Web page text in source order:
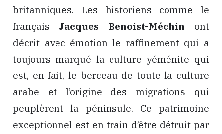
britanniques. Les historiens comme le
français Jacques Benoist-Méchin ont
décrit avec émotion le raffinement qui a
toujours marqué la culture yéménite qui
est, en fait, le berceau de toute la culture
arabe et l’origine des migrations qui
peuplèrent la péninsule. Ce patrimoine
exceptionnel est en train d’être détruit par